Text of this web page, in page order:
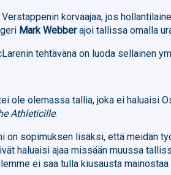
korvaajaa, jos
Mark Webberajoi tallissa omalla
tehtävänä on luoda sellainen
ole olemassa tallia, joka ei haluaisi
Athleticille.
on sopimuksen lisäksi, että meidän
haluaisi ajaa missään muussa
ei saa tulla kiusausta mainostaa